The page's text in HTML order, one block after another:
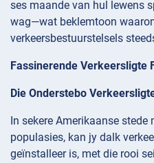
ses maande van hul lewens
wag—wat beklemtoon
verkeersbestuurstelsels
Fassinerende Verkeersligte
Die Onderstebo
In sekere Amerikaanse
populasies, kan jy dalk
geïnstalleer is, met die rooi